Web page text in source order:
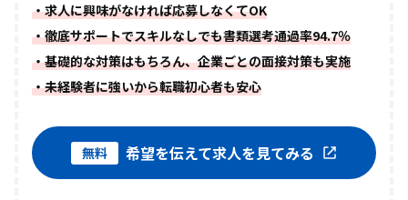
・求人に興味がなければ応募しなくてOK
・徹底サポートでスキルなしでも書類選考通過率94.7％
・基礎的な対策はもちろん、企業ごとの面接対策も実施
・未経験者に強いから転職初心者も安心
無料 希望を伝えて求人を見てみる